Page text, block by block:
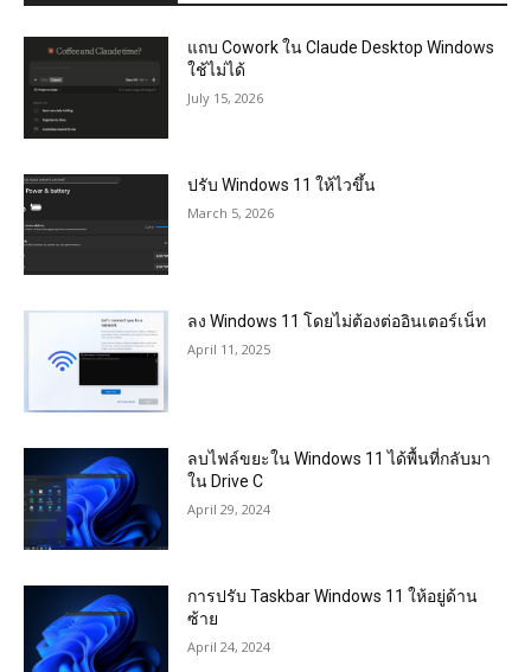
แถบ Cowork ใน Claude Desktop Windows
ใช้ไม่ได้
July 15, 2026
ปรับ Windows 11 ให้ไวขึ้น
March 5, 2026
ลง Windows 11 โดยไม่ต้องต่ออินเตอร์เน็ท
April 11, 2025
ลบไฟล์ขยะใน Windows 11 ได้พื้นที่กลับมา
ใน Drive C
April 29, 2024
การปรับ Taskbar Windows 11 ให้อยู่ด้าน
ซ้าย
April 24, 2024